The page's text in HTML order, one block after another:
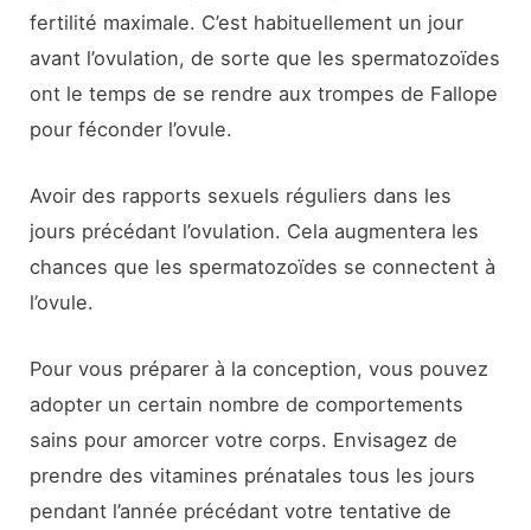
fertilité maximale. C’est habituellement un jour
avant l’ovulation, de sorte que les spermatozoïdes
ont le temps de se rendre aux trompes de Fallope
pour féconder l’ovule.
Avoir des rapports sexuels réguliers dans les
jours précédant l’ovulation. Cela augmentera les
chances que les spermatozoïdes se connectent à
l’ovule.
Pour vous préparer à la conception, vous pouvez
adopter un certain nombre de comportements
sains pour amorcer votre corps. Envisagez de
prendre des vitamines prénatales tous les jours
pendant l’année précédant votre tentative de